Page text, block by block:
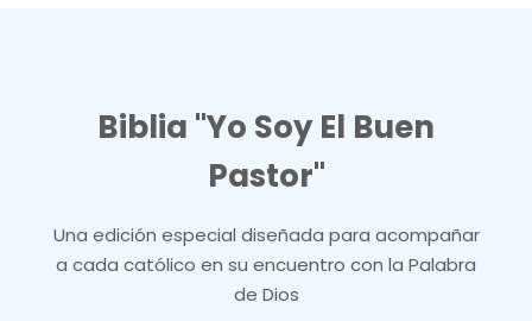
Biblia "Yo Soy El Buen
Pastor"
Una edición especial diseñada para acompañar
a cada católico en su encuentro con la Palabra
de Dios